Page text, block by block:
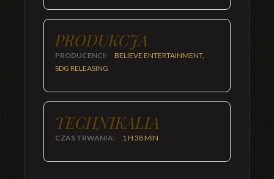
PRODUKCJA
PRODUCENCI:
BELIEVE ENTERTAINMENT,
SDG RELEASING
TECHNIKALIA
CZAS TRWANIA: 1 H 38 MIN